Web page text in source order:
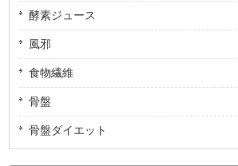
酵素ジュース
風邪
食物繊維
骨盤
骨盤ダイエット